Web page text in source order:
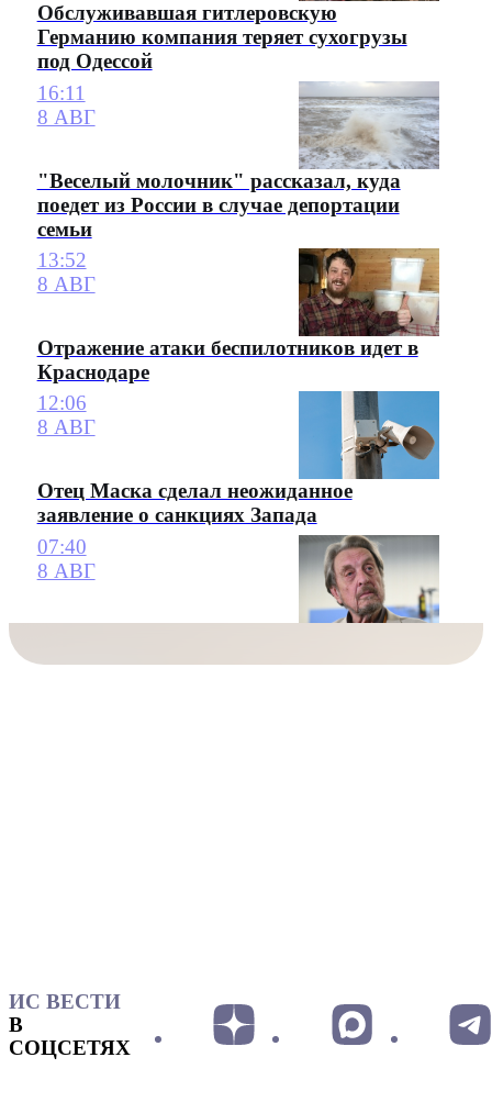
Обслуживавшая гитлеровскую
Германию компания теряет сухогрузы
под Одессой
16:11
8 АВГ
"Веселый молочник" рассказал, куда
поедет из России в случае депортации
семьи
13:52
8 АВГ
Отражение атаки беспилотников идет в
Краснодаре
12:06
8 АВГ
Отец Маска сделал неожиданное
заявление о санкциях Запада
07:40
8 АВГ
ИС ВЕСТИ
В
СОЦСЕТЯХ